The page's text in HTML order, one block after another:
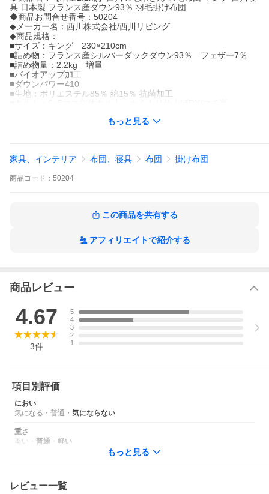
具 日本製 フランス産ダウン93％ 羽毛掛け布団
◆商品お問合せ番号：50204
◆メーカー名：西川株式会社/西川リビング
◆商品規格：
■サイズ：キング 230×210cm
■詰め物：フランス産シルバーダックダウン93％ フェザー7％
■詰め物量：2.2kg 増量
■バイオアップ加工
■ダウンパワー410
■生地：ポリエステル85％ 綿15％ 抗菌加工
川が統合され『西川株式会社』になりました。
もっと見る
家具、インテリア 布団、寝具 布団 掛け布団
商品 コード： 50204
この商品を共有する
アフィリエイトで紹介する
商品レビュー
4.67
3件
5
4
3
2
1
項目別評価
におい
気になる ・ 普通 ・ 気にならない
重さ
重い ・ 普通 ・ 軽い
もっと見る
レビュー一覧